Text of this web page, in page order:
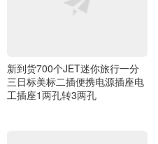
新到货700个JET迷你旅行一分
三日标美标二插便携电源插座电
工插座1两孔转3两孔